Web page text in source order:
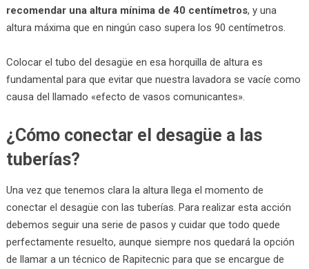
recomendar una altura mínima de 40 centímetros, y una
altura máxima que en ningún caso supera los 90 centímetros.
Colocar el tubo del desagüe en esa horquilla de altura es
fundamental para que evitar que nuestra lavadora se vacíe como
causa del llamado «efecto de vasos comunicantes».
¿Cómo conectar el desagüe a las
tuberías?
Una vez que tenemos clara la altura llega el momento de
conectar el desagüe con las tuberías. Para realizar esta acción
debemos seguir una serie de pasos y cuidar que todo quede
perfectamente resuelto, aunque siempre nos quedará la opción
de llamar a un técnico de Rapitecnic para que se encargue de